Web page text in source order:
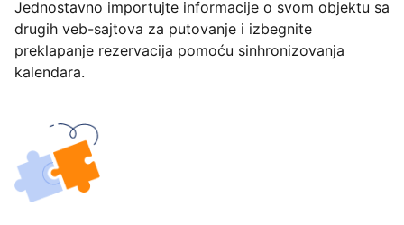
Jednostavno importujte informacije o svom objektu sa
drugih veb-sajtova za putovanje i izbegnite
preklapanje rezervacija pomoću sinhronizovanja
kalendara.